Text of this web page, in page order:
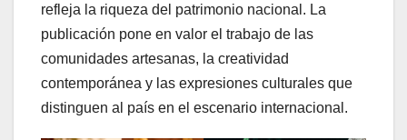
refleja la riqueza del patrimonio nacional. La
publicación pone en valor el trabajo de las
comunidades artesanas, la creatividad
contemporánea y las expresiones culturales que
distinguen al país en el escenario internacional.